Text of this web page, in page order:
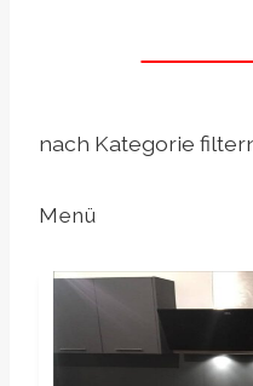
nach Kategorie
Menü